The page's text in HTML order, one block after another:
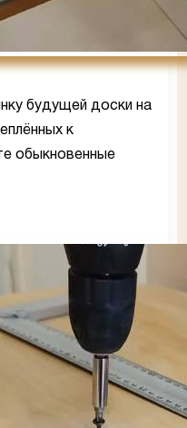
будущей доски на
к
обыкновенные